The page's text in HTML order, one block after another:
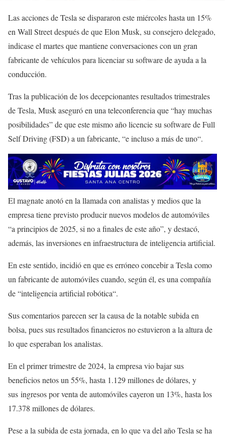
Las acciones de Tesla se dispararon este miércoles hasta un 15%
en Wall Street después de que Elon Musk, su consejero delegado,
indicase el martes que mantiene conversaciones con un gran
fabricante de vehículos para licenciar su software de ayuda a la
conducción.
Tras la publicación de los decepcionantes resultados trimestrales
de Tesla, Musk aseguró en una teleconferencia que “hay muchas
posibilidades” de que este mismo año licencie su software de Full
Self Driving (FSD) a un fabricante, “e incluso a más de uno“.
El magnate anotó en la llamada con analistas y medios que la
empresa tiene previsto producir nuevos modelos de automóviles
“a principios de 2025, si no a finales de este año”, y destacó,
además, las inversiones en infraestructura de inteligencia artificial.
En este sentido, incidió en que es erróneo concebir a Tesla como
un fabricante de automóviles cuando, según él, es una compañía
de “inteligencia artificial robótica“.
Sus comentarios parecen ser la causa de la notable subida en
bolsa, pues sus resultados financieros no estuvieron a la altura de
lo que esperaban los analistas.
En el primer trimestre de 2024, la empresa vio bajar sus
beneficios netos un 55%, hasta 1.129 millones de dólares, y
sus ingresos por venta de automóviles cayeron un 13%, hasta los
17.378 millones de dólares.
Pese a la subida de esta jornada, en lo que va del año Tesla se ha